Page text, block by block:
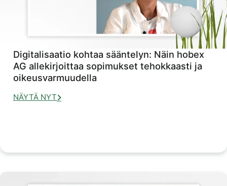
Digitalisaatio kohtaa sääntelyn: Näin hobex
AG allekirjoittaa sopimukset tehokkaasti ja
oikeusvarmuudella
NÄYTÄ NYT